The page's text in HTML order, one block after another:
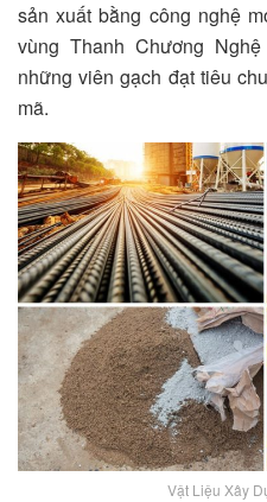
sản xuất bằng công nghệ
vùng Thanh Chương
những viên gạch đạt tiêu
mã.
Vật Liệu Xây